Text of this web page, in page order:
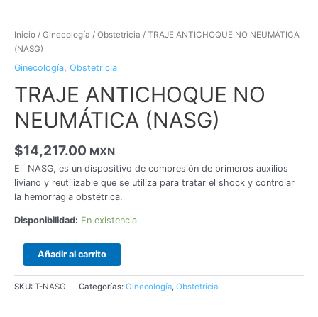
Inicio / Ginecología / Obstetricia / TRAJE ANTICHOQUE NO NEUMÁTICA
(NASG)
Ginecología, Obstetricia
TRAJE ANTICHOQUE NO
NEUMÁTICA (NASG)
$14,217.00 MXN
El NASG, es un dispositivo de compresión de primeros auxilios
liviano y reutilizable que se utiliza para tratar el shock y controlar
la hemorragia obstétrica.
Disponibilidad: En existencia
Añadir al carrito
SKU: T-NASG Categorías: Ginecología, Obstetricia